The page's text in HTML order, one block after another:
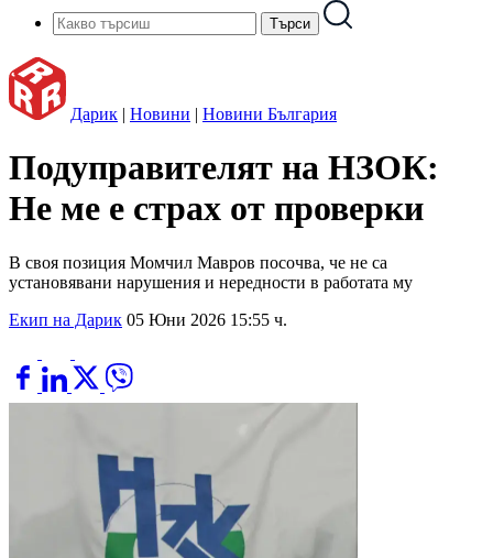
Дарик | Новини | Новини България
Подуправителят на НЗОК:
Не ме е страх от проверки
В своя позиция Момчил Мавров посочва, че не са
установявани нарушения и нередности в работата му
Екип на Дарик 05 Юни 2026 15:55 ч.